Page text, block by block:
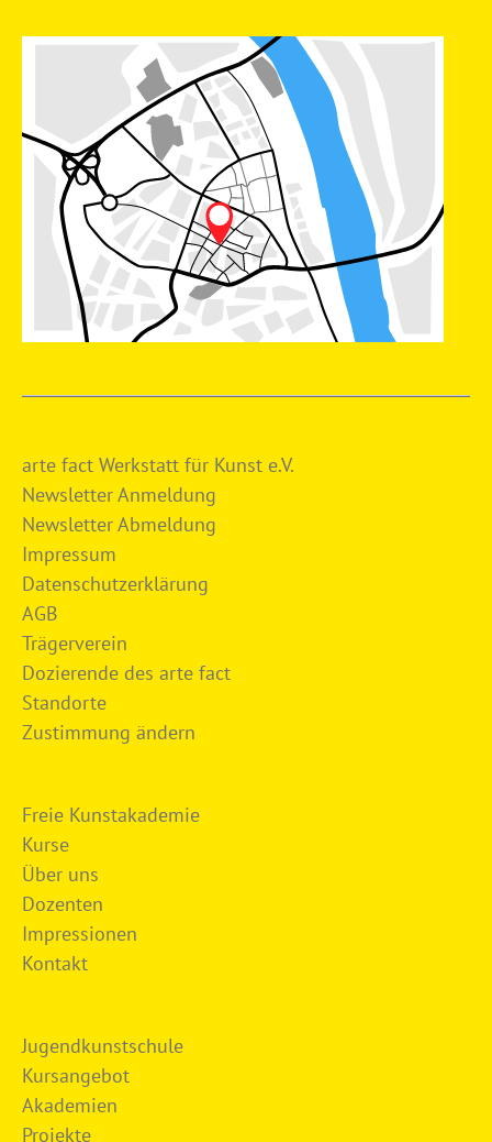
arte fact Werkstatt für Kunst e.V.
Newsletter Anmeldung
Newsletter Abmeldung
Impressum
Datenschutzerklärung
AGB
Trägerverein
Dozierende des arte fact
Standorte
Zustimmung ändern
Freie Kunstakademie
Kurse
Über uns
Dozenten
Impressionen
Kontakt
Jugendkunstschule
Kursangebot
Akademien
Projekte